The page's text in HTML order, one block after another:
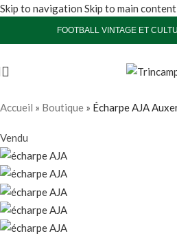
Skip to navigation Skip to main content
FOOTBALL VINTAGE ET
Accueil » Boutique » Écharpe AJA
Vendu